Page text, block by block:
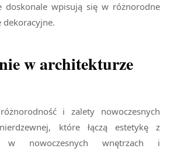
doskonale wpisują się w różnorodne
dekoracyjne.
w architekturze
i zalety nowoczesnych
które łączą estetykę z
w nowoczesnych wnętrzach i